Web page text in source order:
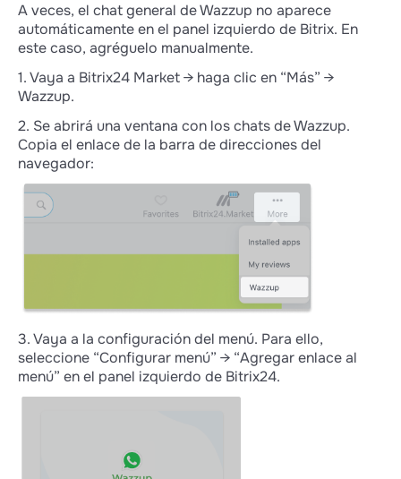
A veces, el chat general de Wazzup no aparece
automáticamente en el panel izquierdo de Bitrix. En
este caso, agréguelo manualmente.
1. Vaya a Bitrix24 Market → haga clic en “Más” →
Wazzup.
2. Se abrirá una ventana con los chats de Wazzup.
Copia el enlace de la barra de direcciones del
navegador:
3. Vaya a la configuración del menú. Para ello,
seleccione “Configurar menú” → “Agregar enlace al
menú” en el panel izquierdo de Bitrix24.